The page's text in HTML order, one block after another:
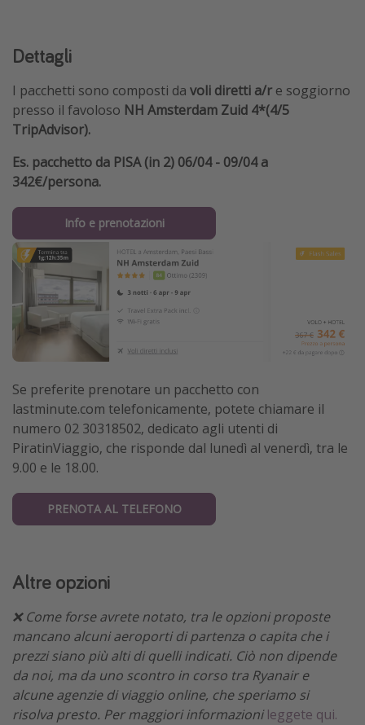
Dettagli
I pacchetti sono composti da voli diretti a/r e soggiorno
presso il favoloso NH Amsterdam Zuid 4*(4/5
TripAdvisor).
Es. pacchetto da PISA (in 2) 06/04 - 09/04 a
342€/persona.
Info e prenotazioni
Se preferite prenotare un pacchetto con
lastminute.com telefonicamente, potete chiamare il
numero 02 30318502, dedicato agli utenti di
PiratinViaggio, che risponde dal lunedì al venerdì, tra le
9.00 e le 18.00.
PRENOTA AL TELEFONO
Altre opzioni
❌ Come forse avrete notato, tra le opzioni proposte
mancano alcuni aeroporti di partenza o capita che i
prezzi siano più alti di quelli indicati. Ciò non dipende
da noi, ma da uno scontro in corso tra Ryanair e
alcune agenzie di viaggio online, che speriamo si
risolva presto. Per maggiori informazioni leggete qui.